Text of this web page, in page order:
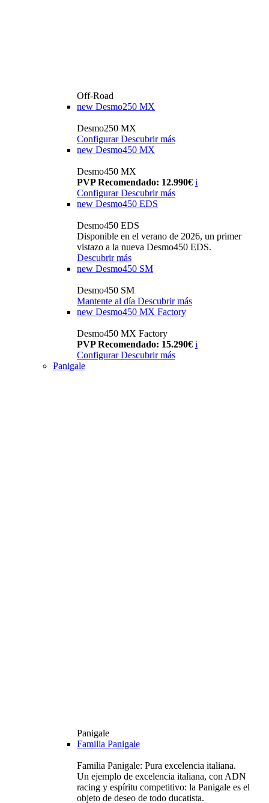
Off-Road
new Desmo250 MX
Desmo250 MX
Configurar Descubrir más
new Desmo450 MX
Desmo450 MX
PVP Recomendado: 12.990€ i
Configurar Descubrir más
new Desmo450 EDS
Desmo450 EDS
Disponible en el verano de 2026, un primer
vistazo a la nueva Desmo450 EDS.
Descubrir más
new Desmo450 SM
Desmo450 SM
Mantente al día Descubrir más
new Desmo450 MX Factory
Desmo450 MX Factory
PVP Recomendado: 15.290€ i
Configurar Descubrir más
Panigale
Panigale
Familia Panigale
Familia Panigale: Pura excelencia italiana.
Un ejemplo de excelencia italiana, con ADN
racing y espíritu competitivo: la Panigale es el
objeto de deseo de todo ducatista.